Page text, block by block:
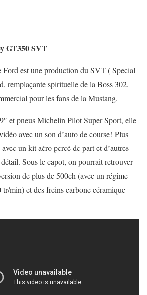
GT350 SVT
Ford est une production du SVT ( Special
remplaçante spirituelle de la Boss 302.
pour les fans de la Mustang.
et pneusMichelin Pilot Super Sport, elle
avec un son d’auto de course! Plus
un kit aéro percé de part et d’autres
Sous le capot, on pourrait retrouver
de plus de 500ch (avec un régime
min) et des freins carbone céramique